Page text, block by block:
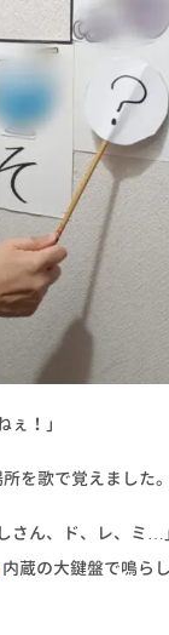
！」
を歌で覚えました。
さん、ド、レ、ミ…」
内蔵の大鍵盤で鳴らし